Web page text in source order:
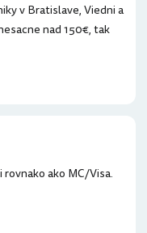
v Bratislave, Viedni a
nad 150€, tak
ako MC/Visa.